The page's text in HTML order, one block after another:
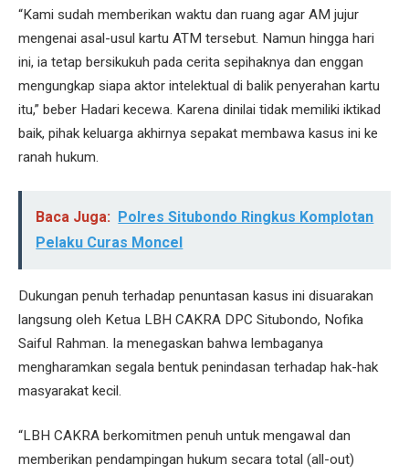
“Kami sudah memberikan waktu dan ruang agar AM jujur
mengenai asal-usul kartu ATM tersebut. Namun hingga hari
ini, ia tetap bersikukuh pada cerita sepihaknya dan enggan
mengungkap siapa aktor intelektual di balik penyerahan kartu
itu,” beber Hadari kecewa. Karena dinilai tidak memiliki iktikad
baik, pihak keluarga akhirnya sepakat membawa kasus ini ke
ranah hukum.
Baca Juga: Polres Situbondo Ringkus Komplotan
Pelaku Curas Moncel
Dukungan penuh terhadap penuntasan kasus ini disuarakan
langsung oleh Ketua LBH CAKRA DPC Situbondo, Nofika
Saiful Rahman. Ia menegaskan bahwa lembaganya
mengharamkan segala bentuk penindasan terhadap hak-hak
masyarakat kecil.
“LBH CAKRA berkomitmen penuh untuk mengawal dan
memberikan pendampingan hukum secara total (all-out)